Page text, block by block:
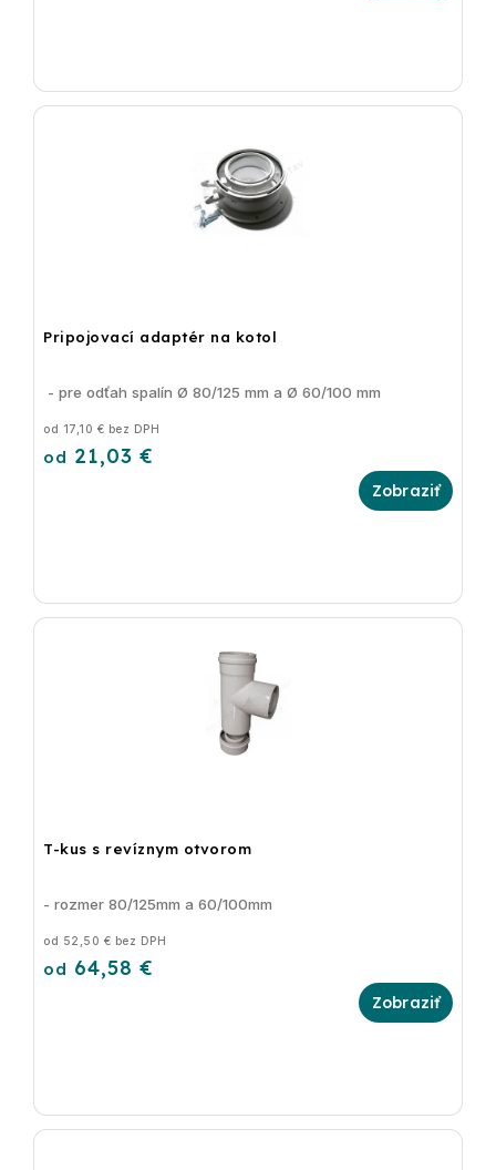
Pripojovací adaptér na kotol
od 17,10 € bez DPH
od 21,03 €
- pre odťah spalín Ø 80/125 mm a Ø 60/100 mm
T-kus s revíznym otvorom
od 52,50 € bez DPH
od 64,58 €
- rozmer 80/125mm a 60/100mm